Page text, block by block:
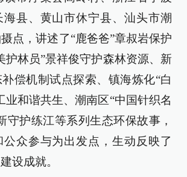
县、黄山市休宁县、汕头市潮
点，讲述了“鹿爸爸”章叔岩保护
护林员”景祥俊守护森林资源、新
偿机制试点探索、镇海炼化“白
业和谐共生、潮南区“中国针织名
守护练江等系列生态环保故事，
公众参与为出发点，生动反映了
设成就。